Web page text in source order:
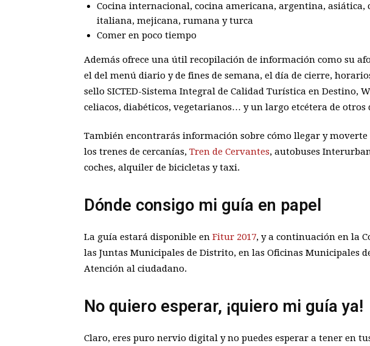
Cocina internacional, cocina americana, argentina, asiática,
italiana, mejicana, rumana y turca
Comer en poco tiempo
Además ofrece una útil recopilación de información como su
el del menú diario y de fines de semana, el día de cierre,
sello SICTED-Sistema Integral de Calidad Turística en Destino,
celiacos, diabéticos, vegetarianos… y un largo etcétera de otros
También encontrarás información sobre cómo llegar y
los trenes de cercanías, Tren de Cervantes, autobuses
coches, alquiler de bicicletas y taxi.
Dónde consigo mi guía en papel
La guía estará disponible en Fitur 2017, y a continuación en la
las Juntas Municipales de Distrito, en las Oficinas Municipales
Atención al ciudadano.
No quiero esperar, ¡quiero mi guía ya!
Claro, eres puro nervio digital y no puedes esperar a tener en